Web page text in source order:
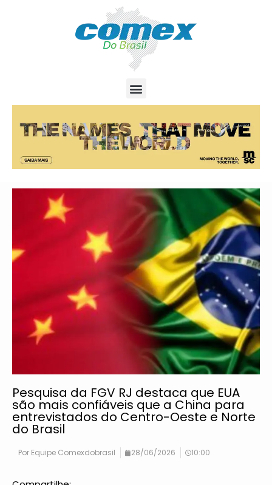
Pesquisa da FGV RJ destaca que EUA
são mais confiáveis que a China para
entrevistados do Centro-Oeste e Norte
do Brasil
Por Equipe Comexdobrasil 28/06/2026 10:00